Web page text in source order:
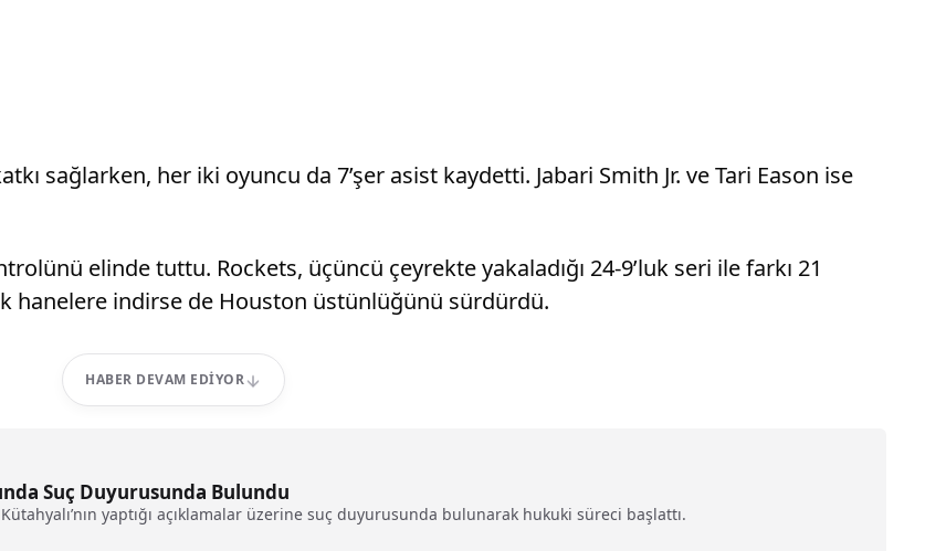
sağlarken, her iki oyuncu da 7’şer asist kaydetti. Jabari Smith Jr. ve Tari Eason ise
elinde tuttu. Rockets, üçüncü çeyrekte yakaladığı 24-9’luk seri ile farkı 21
hanelere indirse de Houston üstünlüğünü sürdürdü.
HABER DEVAM EDIYOR
Suç Duyurusunda Bulundu
yaptığı açıklamalar üzerine suç duyurusunda bulunarak hukuki süreci başlattı.